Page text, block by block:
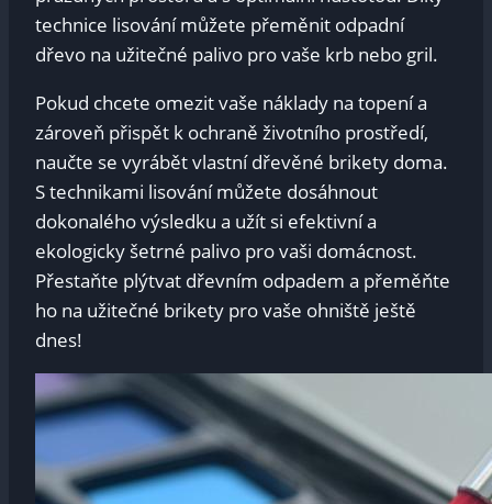
technice lisování můžete přeměnit odpadní
dřevo na užitečné palivo pro vaše krb nebo gril.
Pokud chcete omezit vaše náklady na topení a
zároveň přispět k ochraně životního prostředí,
naučte se vyrábět vlastní dřevěné brikety doma.
S technikami lisování můžete dosáhnout
dokonalého výsledku a užít si efektivní a
ekologicky šetrné palivo pro vaši domácnost.
Přestaňte plýtvat dřevním odpadem a přeměňte
ho na užitečné brikety pro vaše ohniště ještě
dnes!